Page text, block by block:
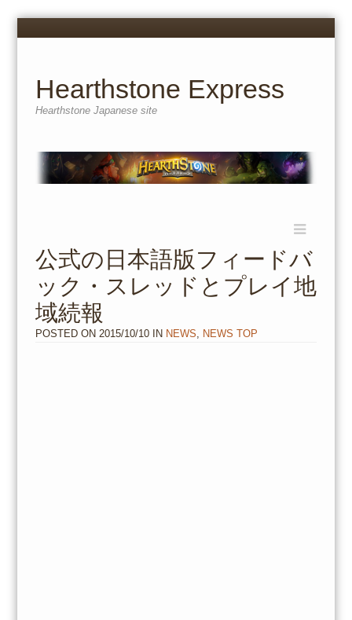
Menu
Hearthstone Express
Hearthstone Japanese site
content
公式の日本語版フィードバ
ック・スレッドとプレイ地
域続報
POSTED ON 2015/10/10IN NEWS NEWS TOP